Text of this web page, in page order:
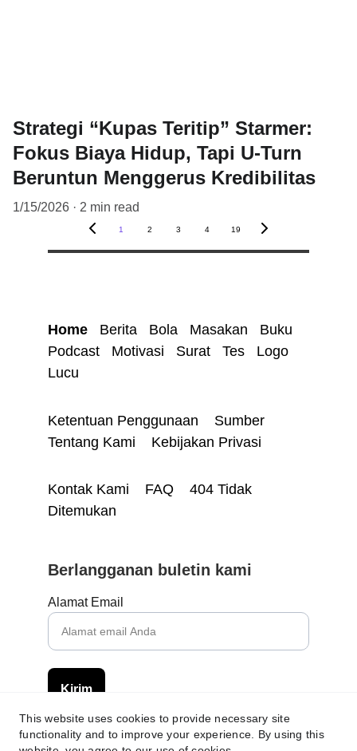
Strategi “Kupas Teritip” Starmer:
Fokus Biaya Hidup, Tapi U-Turn
Beruntun Menggerus Kredibilitas
1/15/2026 2 min read
1 2 3 4 19
Berlangganan buletin kami
Alamat Email
Kirim
Home Berita Bola Masakan
Buku
Podcast
Motivasi Surat Tes
Logo
Lucu
Ketentuan Penggunaan
Sumber
Tentang Kami
Kebijakan Privasi
Kontak Kami FAQ
404 Tidak
Ditemukan
This website uses cookies to provide necessary site
functionality and to improve your experience. By using this